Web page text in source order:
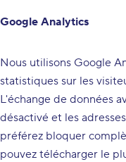
Google Analytics
Nous utilisons Google
statistiques sur les
L'échange de données
désactivé et les
préférez bloquer
pouvez télécharger le